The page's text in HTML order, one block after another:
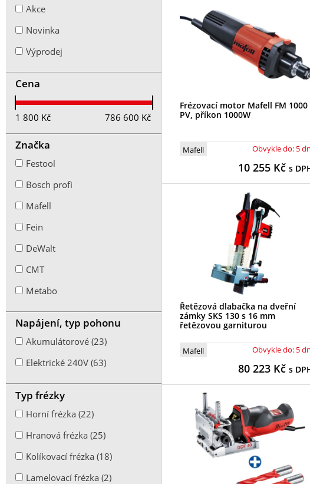
Frézovací motor Mafell FM 1000
PV, příkon 1000W
Mafell Obvykle do: 5
10 255 Kčs
Řetězová dlabačka na dveřní
zámky SKS 130 s 16 mm
řetězovou garniturou
Mafell Obvykle do: 5
80 223 Kčs
Akce
Novinka
Výprodej
Cena
1 800 Kč 786 600 Kč
Značka
Festool
Bosch profi
Mafell
Fein
DeWalt
CMT
Metabo
Napájení, typ pohonu
Akumulátorové (23)
Elektrické 240V (63)
Typ frézky
Horní frézka (22)
Hranová frézka (25)
Kolíkovací frézka (18)
Lamelovací frézka (2)